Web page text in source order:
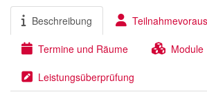
Beschreibung
Termine und Räume Module
Leistungsüberprüfung